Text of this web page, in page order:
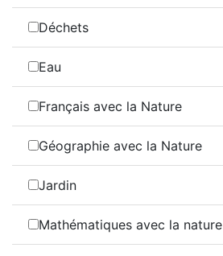
Déchets
Eau
Français avec la Nature
Géographie avec la Nature
Jardin
Mathématiques avec la nature